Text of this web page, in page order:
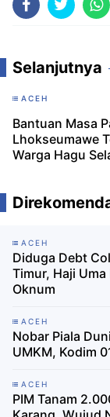
Selanjutnya
ACEH
Bantuan Masa
Lhokseumawe
Warga Hagu
ACEH
Diduga Debt
Timur, Haji
Oknum
ACEH
Nobar Piala
UMKM, Kodim
ACEH
PIM Tanam